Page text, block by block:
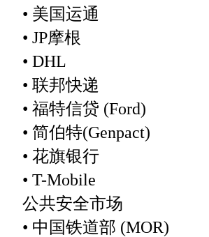
• 美国运通
• JP摩根
• DHL
• 联邦快递
• 福特信贷 (Ford)
• 简伯特(Genpact)
• 花旗银行
• T-Mobile
公共安全市场
• 中国铁道部 (MOR)